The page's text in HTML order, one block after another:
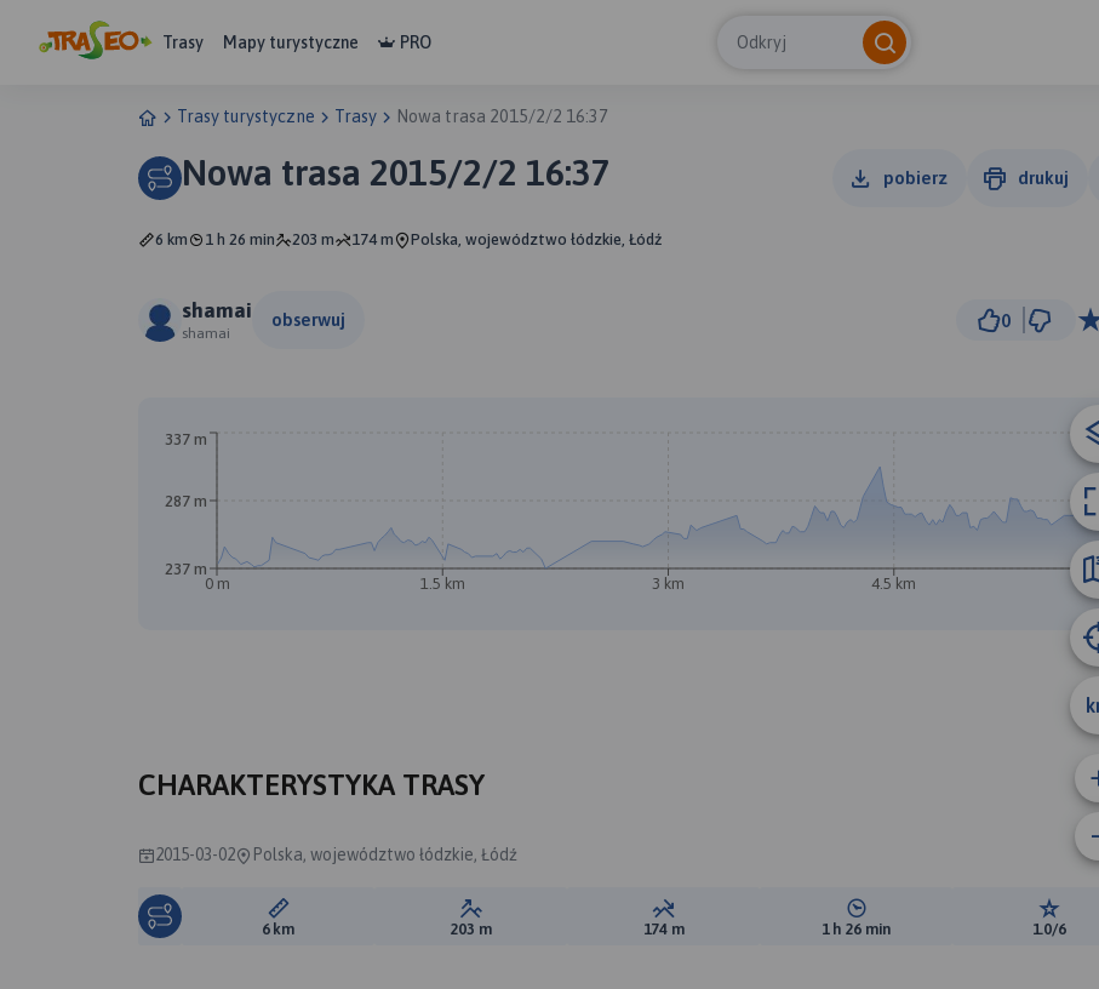
Trasy Mapy turystyczne PRO Odkryj
Trasy turystyczne Trasy Nowa trasa 2015/2/2 16:37
Nowa trasa 2015/2/2 16:37 pobierz drukuj
6 km 1 h 26 min 203 m 174 m Polska, województwo łódzkie, Łódź
shamai
shamai
obserwuj 0
B
0 m 1.5 km 3 km 4.5 km
237 m
287 m
337 m
CHARAKTERYSTYKA TRASY
2015-03-02 Polska, województwo łódzkie, Łódź
Długość trasy:
6 km Suma przewyższeń:
203 m Suma spadków:
174 m Średni czas potrzebny na
1 h 26 min Ocena
1.0/6